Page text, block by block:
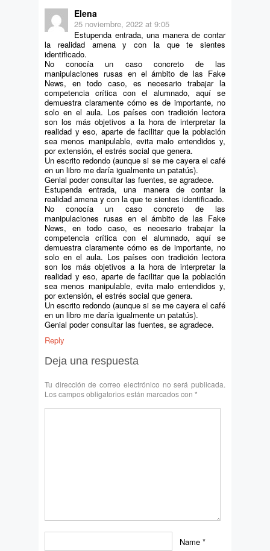
Elena
25 noviembre, 2022 at 9:05
Estupenda entrada, una manera de contar
la realidad amena y con la que te sientes
identificado.
No conocía un caso concreto de las
manipulaciones rusas en el ámbito de las Fake
News, en todo caso, es necesario trabajar la
competencia crítica con el alumnado, aquí se
demuestra claramente cómo es de importante, no
solo en el aula. Los países con tradición lectora
son los más objetivos a la hora de interpretar la
realidad y eso, aparte de facilitar que la población
sea menos manipulable, evita malo entendidos y,
por extensión, el estrés social que genera.
Un escrito redondo (aunque si se me cayera el café
en un libro me daría igualmente un patatús).
Genial poder consultar las fuentes, se agradece.
Estupenda entrada, una manera de contar la
realidad amena y con la que te sientes identificado.
No conocía un caso concreto de las
manipulaciones rusas en el ámbito de las Fake
News, en todo caso, es necesario trabajar la
competencia crítica con el alumnado, aquí se
demuestra claramente cómo es de importante, no
solo en el aula. Los países con tradición lectora
son los más objetivos a la hora de interpretar la
realidad y eso, aparte de facilitar que la población
sea menos manipulable, evita malo entendidos y,
por extensión, el estrés social que genera.
Un escrito redondo (aunque si se me cayera el café
en un libro me daría igualmente un patatús).
Genial poder consultar las fuentes, se agradece.
Reply
Deja una respuesta
Tu dirección de correo electrónico no será publicada.
Los campos obligatorios están marcados con *
Name *